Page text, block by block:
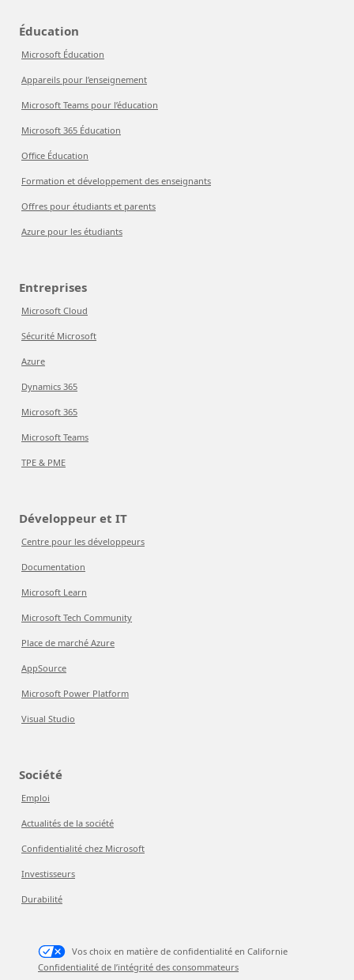
Éducation
Microsoft Éducation
Appareils pour l’enseignement
Microsoft Teams pour l’éducation
Microsoft 365 Éducation
Office Éducation
Formation et développement des enseignants
Offres pour étudiants et parents
Azure pour les étudiants
Entreprises
Microsoft Cloud
Sécurité Microsoft
Azure
Dynamics 365
Microsoft 365
Microsoft Teams
TPE & PME
Développeur et IT
Centre pour les développeurs
Documentation
Microsoft Learn
Microsoft Tech Community
Place de marché Azure
AppSource
Microsoft Power Platform
Visual Studio
Société
Emploi
Actualités de la société
Confidentialité chez Microsoft
Investisseurs
Durabilité
Vos choix en matière de confidentialité en Californie
Confidentialité de l’intégrité des consommateurs